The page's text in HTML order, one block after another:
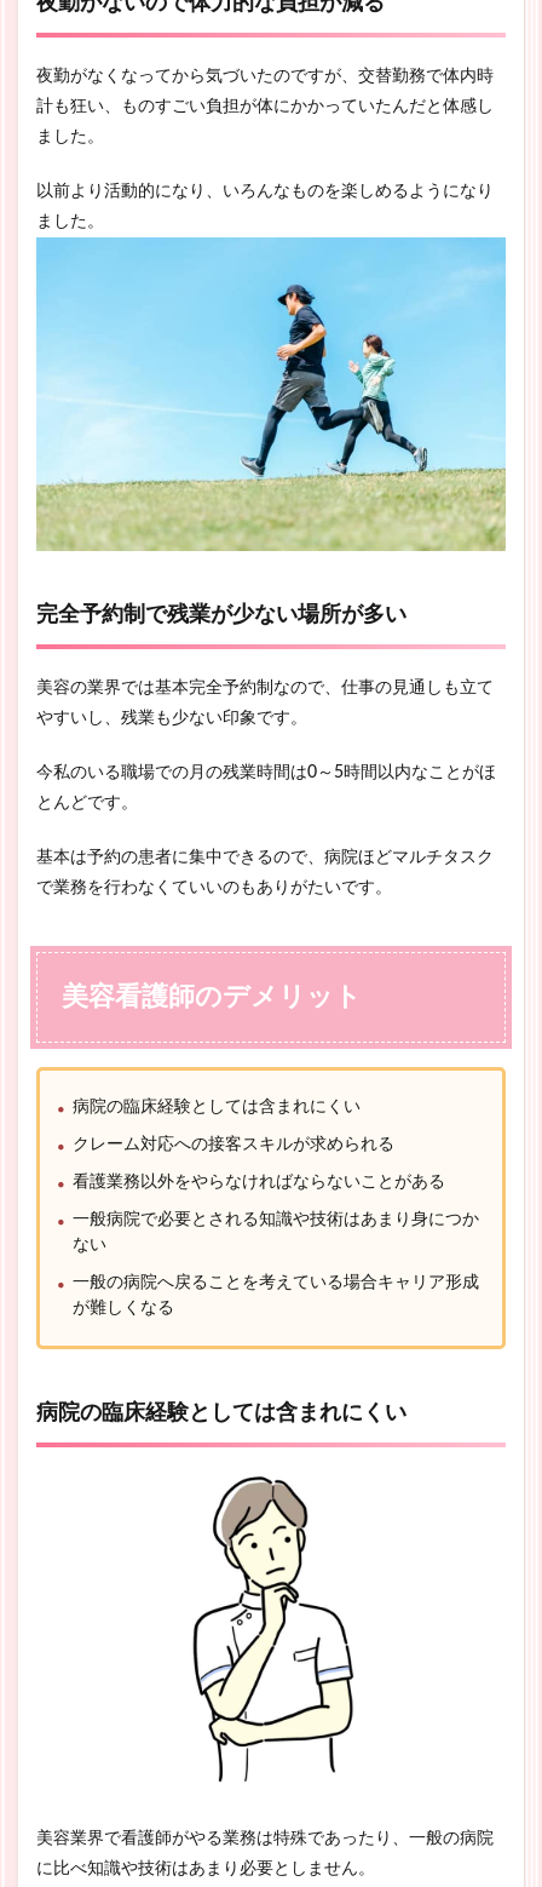
夜勤がなくなってから気づいたのですが、交替勤務で体内時
計も狂い、ものすごい負担が体にかかっていたんだと体感し
ました。
以前より活動的になり、いろんなものを楽しめるようになり
ました。
完全予約制で残業が少ない場所が多い
美容の業界では基本完全予約制なので、仕事の見通しも立て
やすいし、残業も少ない印象です。
今私のいる職場での月の残業時間は0～5時間以内なことがほ
とんどです。
基本は予約の患者に集中できるので、病院ほどマルチタスク
で業務を行わなくていいのもありがたいです。
美容看護師のデメリット
病院の臨床経験としては含まれにくい
クレーム対応への接客スキルが求められる
看護業務以外をやらなければならないことがある
一般病院で必要とされる知識や技術はあまり身につか
ない
一般の病院へ戻ることを考えている場合キャリア形成
が難しくなる
病院の臨床経験としては含まれにくい
美容業界で看護師がやる業務は特殊であったり、一般の病院
に比べ知識や技術はあまり必要としません。